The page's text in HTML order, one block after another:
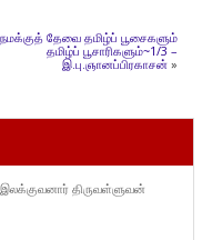
நமக்குத் தேவை தமிழ்ப் பூசைகளும்
தமிழ்ப் பூசாரிகளும்~1/3 –
இ.பு.ஞானப்பிரகாசன் »
இலக்குவனார் திருவள்ளுவன்